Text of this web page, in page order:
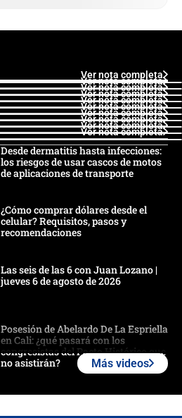
Ver nota completa
Ver nota completa
Ver nota completa
Ver nota completa
Ver nota completa
Ver nota completa
Ver nota completa
Ver nota completa
Ver nota completa
Ver nota completa
Desde dermatitis hasta infecciones:
los riesgos de usar cascos de motos
de aplicaciones de transporte
¿Cómo comprar dólares desde el
celular? Requisitos, pasos y
recomendaciones
Las seis de las 6 con Juan Lozano |
jueves 6 de agosto de 2026
Posesión de Abelardo De La Espriella
en Cali: ¿qué pasará con los
congresistas del Pacto Histórico que
no asistirán?
Más videos